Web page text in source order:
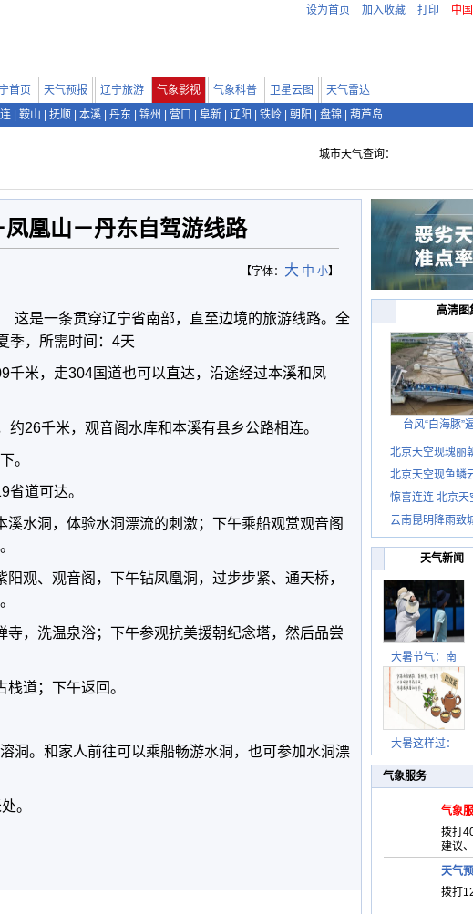
设为首页 加入收藏 打印 中
首页 天气预报 辽宁旅游 气象影视 气象科普 卫星云图
天气雷达
鞍山 抚顺 本溪 丹东 锦州 营口 阜新 辽阳 铁岭 朝阳 盘锦 葫芦岛
城市天气查询：
凰山－丹东自驾游线路
【字体： 大 中 小】
这是一条贯穿辽宁省南部，直至边境的旅游线路。全
季，所需时间：4天
千米，走304国道也可以直达，沿途经过本溪和凤
约26千米，观音阁水库和本溪有县乡公路相连。
。
省道可达。
溪水洞，体验水洞漂流的刺激；下午乘船观赏观音阁
观、观音阁，下午钻凤凰洞，过步步紧、通天桥，
寺，洗温泉浴；下午参观抗美援朝纪念塔，然后品尝
道；下午返回。
洞。和家人前往可以乘船畅游水洞，也可参加水洞漂
。
高清图
台风“白海豚”
北京天空现瑰丽
北京天空现鱼鳞
惊
惊喜连连 北京天
云南昆明降雨致
天气新闻
大暑节气：南
大暑这样过：
气象服务
气象
拨打
建议
天气
拨打